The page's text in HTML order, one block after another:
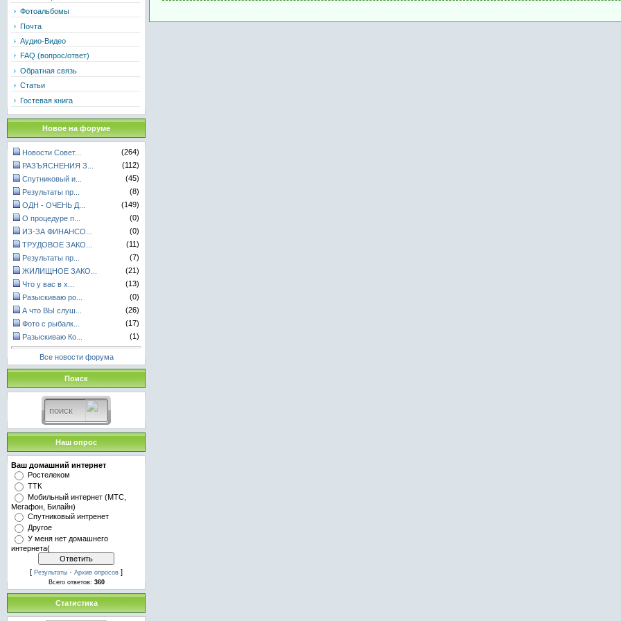
Фотоальбомы
Почта
Аудио-Видео
FAQ (вопрос/ответ)
Обратная связь
Статьи
Гостевая книга
Новое на форуме
Новости Совет...
(264)
РАЗЪЯСНЕНИЯ З...
(112)
Спутниковый и...
(45)
Результаты пр...
(8)
ОДН - ОЧЕНЬ Д...
(149)
О процедуре п...
(0)
ИЗ-ЗА ФИНАНСО...
(0)
ТРУДОВОЕ ЗАКО...
(11)
Результаты пр...
(7)
ЖИЛИЩНОЕ ЗАКО...
(21)
Что у вас в х...
(13)
Разыскиваю ро...
(0)
А что ВЫ слуш...
(26)
Фото с рыбалк...
(17)
Разыскиваю Ко...
(1)
Все новости форума
Поиск
Наш опрос
Ваш домашний интернет
Ростелеком
ТТК
Мобильный интернет (МТС,
Мегафон, Билайн)
Спутниковый интренет
Другое
У меня нет домашнего
интернета(
[ Результаты · Архив опросов ]
Всего ответов: 360
Статистика